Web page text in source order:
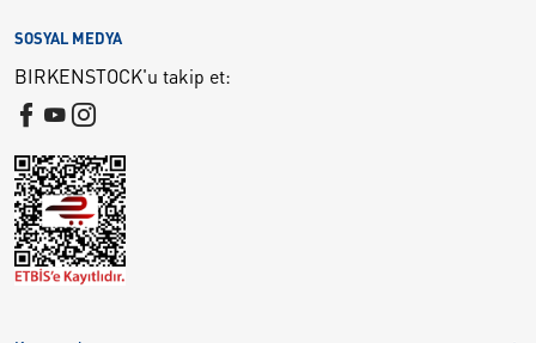
SOSYAL MEDYA
BIRKENSTOCK'u takip et: